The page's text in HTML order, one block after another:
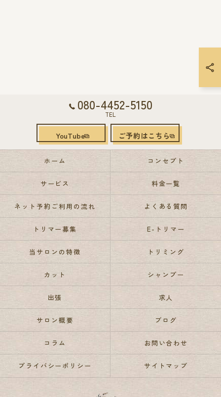
080-4452-5150
TEL
YouTube ご予約はこちら
ホーム コンセプト
サービス 料金一覧
ネット予約ご利用の流れ よくある質問
トリマー募集 E-トリマー
当サロンの特徴 トリミング
カット シャンプー
出張 求人
サロン概要 ブログ
コラム お問い合わせ
プライバシーポリシー サイトマップ